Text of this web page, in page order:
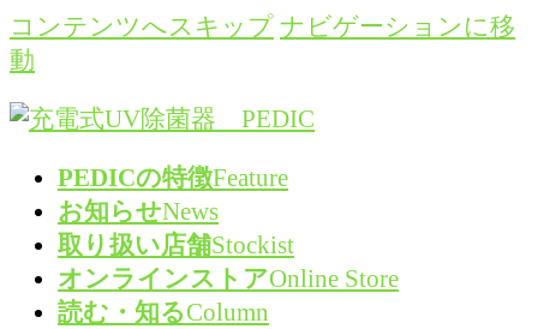
コンテンツへスキップ ナビゲーションに移
動
PEDICの特徴Feature
お知らせNews
取り扱い店舗Stockist
オンラインストアOnline Store
読む・知るColumn